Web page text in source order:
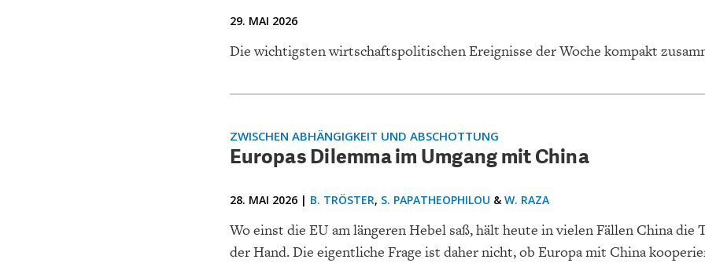
DEUTSCHLAND UND DIE
MAKROTHEK
29. MAI 2026
Die wichtigsten wirtschaftspolitischen Ereignisse der Woche kompakt
ZWISCHEN ABHÄNGIGKEIT UND ABSCHOTTUNG
Europas Dilemma im Umgang mit China
28. MAI 2026 | B. TRÖSTER, S. PAPATHEOPHILOU & W. RAZA
Wo einst die EU am längeren Hebel saß, hält heute in vielen Fällen China die
der Hand. Die eigentliche Frage ist daher nicht, ob Europa mit China